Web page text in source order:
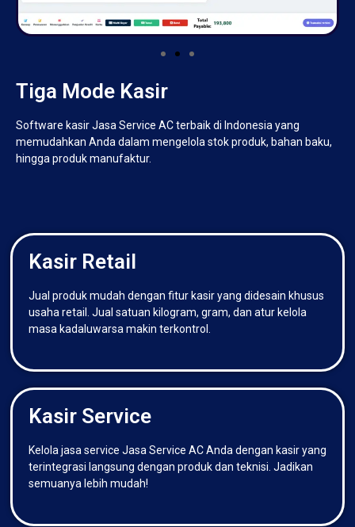
Tiga Mode Kasir
Software kasir Jasa Service AC terbaik di Indonesia yang
memudahkan Anda dalam mengelola stok produk, bahan baku,
hingga produk manufaktur.
Kasir Retail
Jual produk mudah dengan fitur kasir yang didesain khusus
usaha retail. Jual satuan kilogram, gram, dan atur kelola
masa kadaluwarsa makin terkontrol.
Kasir Service
Kelola jasa service Jasa Service AC Anda dengan kasir yang
terintegrasi langsung dengan produk dan teknisi. Jadikan
semuanya lebih mudah!